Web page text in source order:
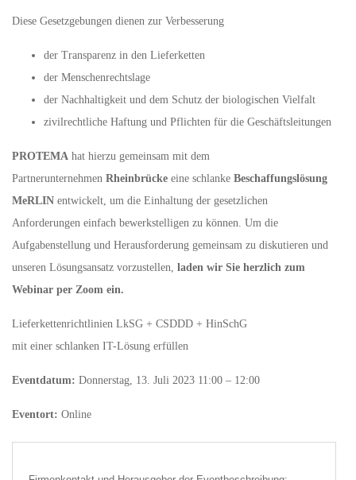
Diese Gesetzgebungen dienen zur Verbesserung
der Transparenz in den Lieferketten
der Menschenrechtslage
der Nachhaltigkeit und dem Schutz der biologischen Vielfalt
zivilrechtliche Haftung und Pflichten für die Geschäftsleitungen
PROTEMA hat hierzu gemeinsam mit dem
Partnerunternehmen Rheinbrücke eine schlanke Beschaffungslösung
MeRLIN entwickelt, um die Einhaltung der gesetzlichen
Anforderungen einfach bewerkstelligen zu können. Um die
Aufgabenstellung und Herausforderung gemeinsam zu diskutieren und
unseren Lösungsansatz vorzustellen, laden wir Sie herzlich zum
Webinar per Zoom ein.
Lieferkettenrichtlinien LkSG + CSDDD + HinSchG
mit einer schlanken IT-Lösung erfüllen
Eventdatum: Donnerstag, 13. Juli 2023 11:00 – 12:00
Eventort: Online